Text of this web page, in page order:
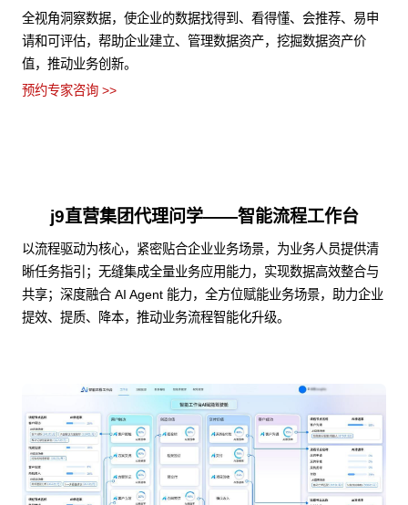
全视角洞察数据，使企业的数据找得到、看得懂、会推荐、易申
请和可评估，帮助企业建立、管理数据资产，挖掘数据资产价
值，推动业务创新。
预约专家咨询 >>
j9直营集团代理问学——智能流程工作台
以流程驱动为核心，紧密贴合企业业务场景，为业务人员提供清
晰任务指引；无缝集成全量业务应用能力，实现数据高效整合与
共享；深度融合 AI Agent 能力，全方位赋能业务场景，助力企业
提效、提质、降本，推动业务流程智能化升级。